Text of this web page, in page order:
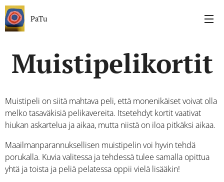
PaTu
Muistipelikortit
Muistipeli on siitä mahtava peli, että monenikäiset voivat olla
melko tasaväkisiä pelikavereita. Itsetehdyt kortit vaativat
hiukan askartelua ja aikaa, mutta niistä on iloa pitkäksi aikaa.
Maailmanparannuksellisen muistipelin voi hyvin tehdä
porukalla. Kuvia valitessa ja tehdessä tulee samalla opittua
yhtä ja toista ja peliä pelatessa oppii vielä lisääkin!